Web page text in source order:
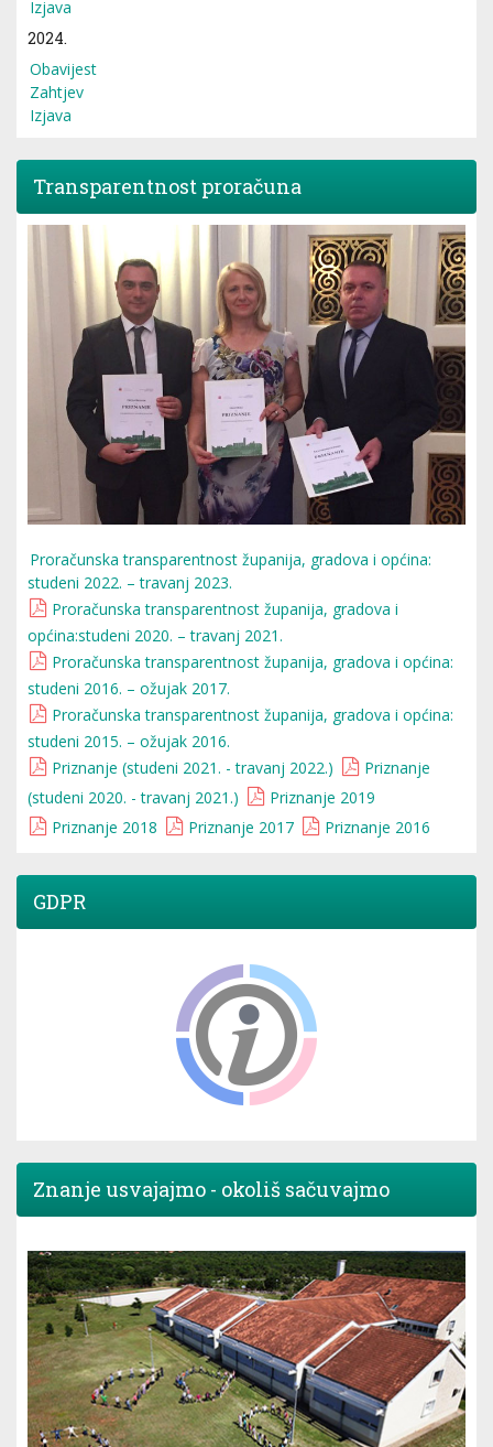
Izjava
2024.
Obavijest
Zahtjev
Izjava
Transparentnost proračuna
Proračunska transparentnost županija, gradova i općina:
studeni 2022. – travanj 2023.
Proračunska transparentnost županija, gradova i
općina:studeni 2020. – travanj 2021.
Proračunska transparentnost županija, gradova i općina:
studeni 2016. – ožujak 2017.
Proračunska transparentnost županija, gradova i općina:
studeni 2015. – ožujak 2016.
Priznanje (studeni 2021. - travanj 2022.)
Priznanje
(studeni 2020. - travanj 2021.)
Priznanje 2019
Priznanje 2018
Priznanje 2017 Priznanje 2016
GDPR
Znanje usvajajmo - okoliš sačuvajmo